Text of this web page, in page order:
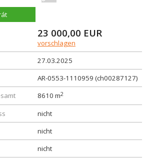
23 000,00 EUR
vorschlagen
27.03.2025
AR-0553-1110959 (ch00287127)
8610 m2
nicht
nicht
nicht